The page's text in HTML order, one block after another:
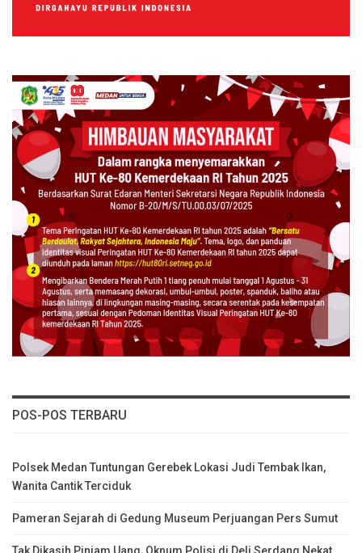
POS-POS TERBARU
Polsek Medan Tuntungan Gerebek Lokasi Judi Tembak Ikan,
Wanita Cantik Terciduk
Pameran Sejarah di Gedung Museum Perjuangan Pers Sumut
Tak Dikasih Pinjam Uang, Oknum Polisi di Deli Serdang Nekat